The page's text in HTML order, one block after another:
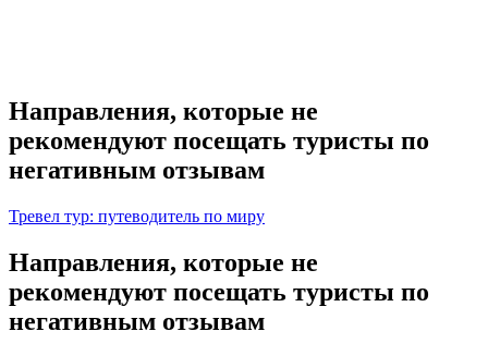
Направления, которые не
рекомендуют посещать туристы по
негативным отзывам
Тревел тур: путеводитель по миру
Направления, которые не
рекомендуют посещать туристы по
негативным отзывам